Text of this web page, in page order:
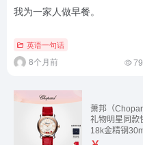
我为一家人做早餐。
英语一句话
8个月前 79